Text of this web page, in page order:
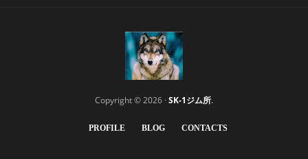
Copyright © 2026 ·SK-1ジム所.
PROFILE BLOG CONTACTS